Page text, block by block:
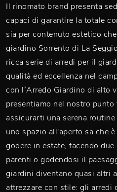
Il rinomato brand presenta
capaci di garantire la totale
sia per contenuto estetico
giardino Sorrento di La
ricca serie di arredi per il
qualità ed eccellenza nel
con l’Arredo Giardino di alto
presentiamo nel nostro punto
assicurarti una serena
uno spazio all'aperto sa che
godere in estate, facendo
parenti o godendosi il
giardini diventano quasi altri
attrezzare con stile: gli arredi